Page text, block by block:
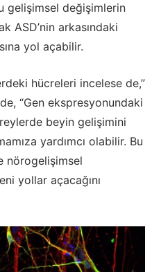
gelişimsel değişimlerin
ASD’nin arkasındaki
yol açabilir.
hücreleri incelese de,”
“Gen ekspresyonundaki
beyin gelişimini
yardımcı olabilir. Bu
nörogelişimsel
yollar açacağını